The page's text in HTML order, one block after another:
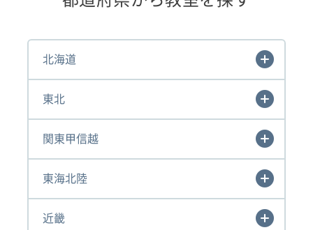
北海道
東北
関東甲信越
東海北陸
近畿